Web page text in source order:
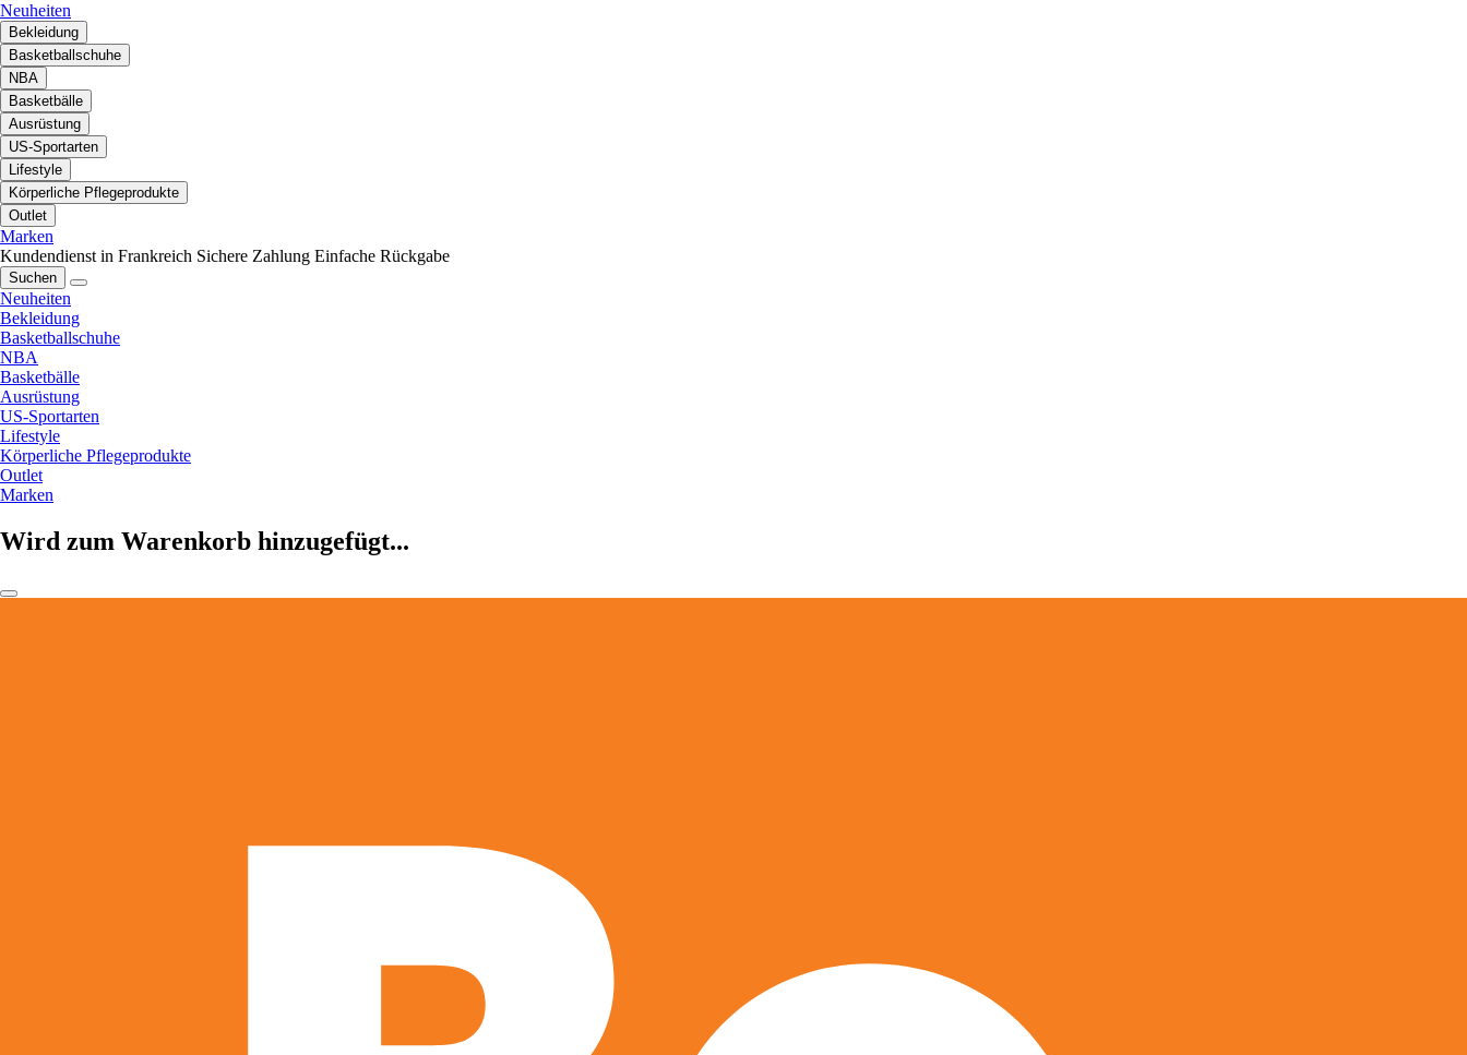
Neuheiten
Bekleidung
Basketballschuhe
NBA
Basketbälle
Ausrüstung
US-Sportarten
Lifestyle
Körperliche Pflegeprodukte
Outlet
Marken
Kundendienst in Frankreich Sichere Zahlung Einfache Rückgabe
Suchen
Neuheiten
Bekleidung
Basketballschuhe
NBA
Basketbälle
Ausrüstung
US-Sportarten
Lifestyle
Körperliche Pflegeprodukte
Outlet
Marken
Wird zum Warenkorb hinzugefügt...